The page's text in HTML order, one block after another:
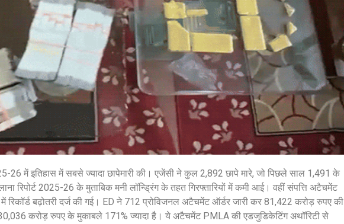
26 में इतिहास में सबसे ज्यादा छापेमारी की। एजेंसी ने कुल 2,892 छापे मारे, जो पिछले साल 1,491 के
रिपोर्ट 2025-26 के मुताबिक मनी लॉन्ड्रिंग के तहत गिरफ्तारियों में कमी आई। वहीं संपत्ति अटैचमेंट
रिकॉर्ड बढ़ोतरी दर्ज की गई। ED ने 712 प्रोविजनल अटैचमेंट ऑर्डर जारी कर 81,422 करोड़ रुपए की
करोड़ रुपए के मुकाबले 171% ज्यादा है। ये अटैचमेंट PMLA की एडजुडिकेटिंग अथॉरिटी से
शेयर करें -
शेयर करें -